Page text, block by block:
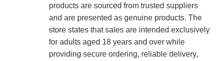
products are sourced from trusted suppliers
and are presented as genuine products. The
store states that sales are intended exclusively
for adults aged 18 years and over while
providing secure ordering, reliable delivery,